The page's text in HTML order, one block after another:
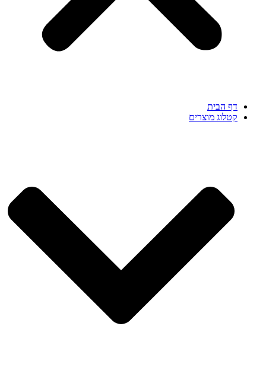
דף הבית
קטלוג מוצרים